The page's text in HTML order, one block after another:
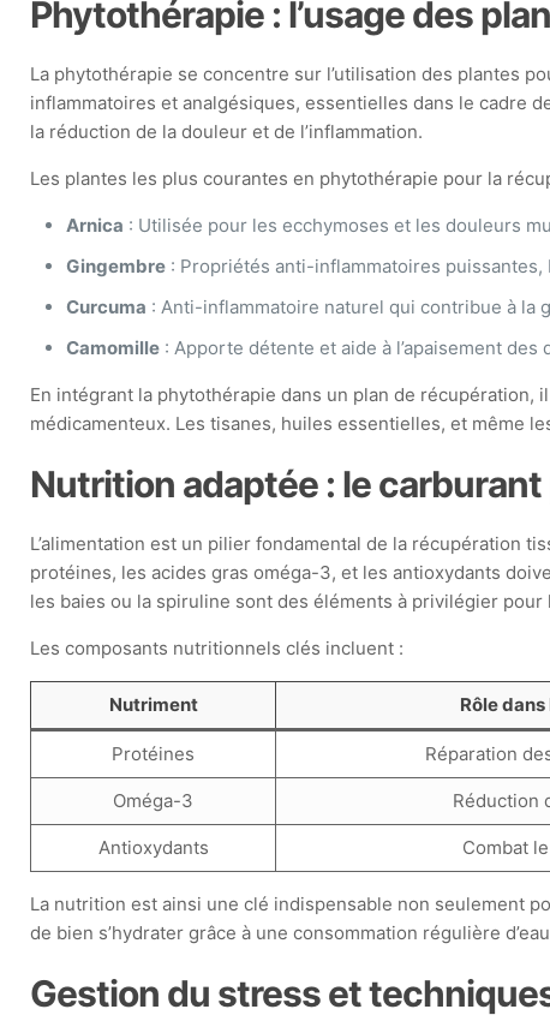
Phytothérapie : l’usage des
La phytothérapie se concentre sur l’utilisation des plantes
inflammatoires et analgésiques, essentielles dans le cadre
la réduction de la douleur et de l’inflammation.
Les plantes les plus courantes en phytothérapie pour la
Arnica : Utilisée pour les ecchymoses et les douleurs
Gingembre : Propriétés anti-inflammatoires
Curcuma : Anti-inflammatoire naturel qui contribue à la
Camomille : Apporte détente et aide à l’apaisement des
En intégrant la phytothérapie dans un plan de
médicamenteux. Les tisanes, huiles essentielles, et même
Nutrition adaptée : le
L’alimentation est un pilier fondamental de la récupération
protéines, les acides gras oméga-3, et les antioxydants
les baies ou la spiruline sont des éléments à privilégier
Les composants nutritionnels clés incluent :
Nutriment Rôle
Protéines Réparation
Oméga-3 Réduction
Antioxydants Combat
La nutrition est ainsi une clé indispensable non seulement
de bien s’hydrater grâce à une consommation régulière
Gestion du stress et